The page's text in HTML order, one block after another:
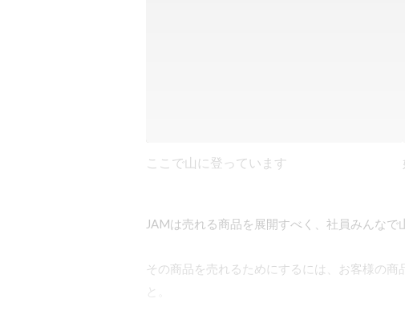
ここで山に登っています
JAMは売れる商品を展開すべく、社員みんなで
その商品を売れるためにするには、お客様の
と。